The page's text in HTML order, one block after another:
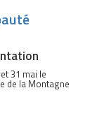
31 mai le
de la Montagne